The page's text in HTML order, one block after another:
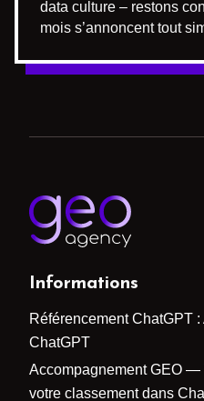
data culture – restons
mois s’annoncent tout
Informations
Référencement ChatGPT
ChatGPT
Accompagnement GEO —
votre classement dans